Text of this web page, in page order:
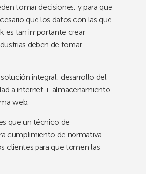
tomar decisiones, y para que
que los datos con las que
es tan importante crear
deben de tomar
integral: desarrollo del
a internet + almacenamiento
web.
que un técnico de
cumplimiento de normativa.
clientes para que tomen las